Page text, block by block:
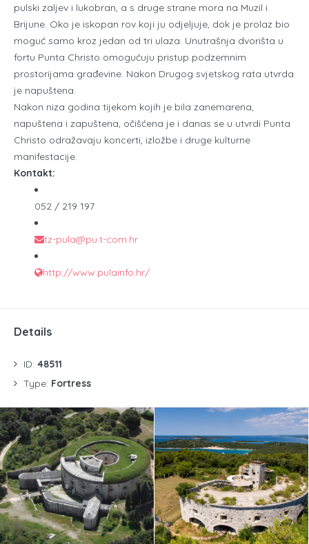
pulski zaljev i lukobran, a s druge strane mora na Muzil i
Brijune. Oko je iskopan rov koji ju odjeljuje, dok je prolaz bio
moguć samo kroz jedan od tri ulaza. Unutrašnja dvorišta u
fortu Punta Christo omogućuju pristup podzemnim
prostorijama građevine. Nakon Drugog svjetskog rata utvrda
je napuštena.
Nakon niza godina tijekom kojih je bila zanemarena,
napuštena i zapuštena, očišćena je i danas se u utvrdi Punta
Christo odražavaju koncerti, izložbe i druge kulturne
manifestacije.
Kontakt:
052 / 219 197
tz-pula@pu.t-com.hr
http://www.pulainfo.hr/
Details
ID: 48511
Type: Fortress